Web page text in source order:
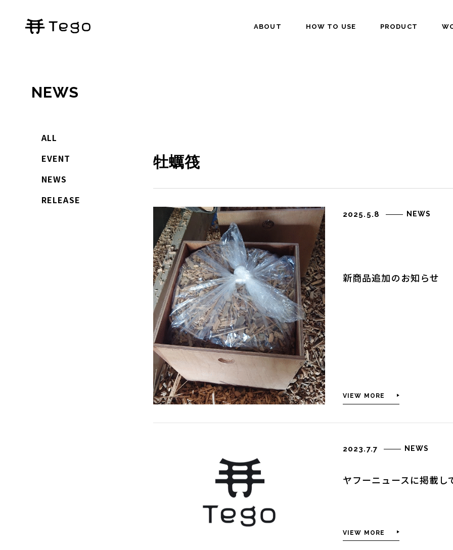
ABOUT HOW TO USE PRODUCT
NEWS
ALL
EVENT
NEWS
RELEASE
牡蠣筏
2025.5.8 NEWS
新商品追加のお知らせ
VIEW MORE
2023.7.7 NEWS
ヤフーニュースに掲載し
VIEW MORE